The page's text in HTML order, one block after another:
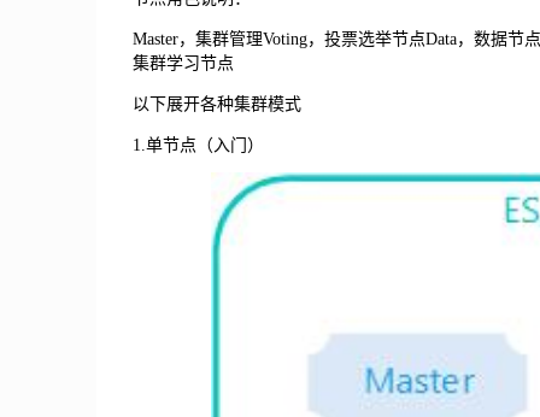
Master，集群管理Voting，投票选举节点Data，数据节
集群学习节点
以下展开各种集群模式
1.单节点（入门）